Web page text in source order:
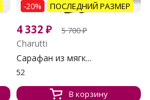
-20% ПОСЛЕДНИЙ РАЗМЕР
4 332 ₽ 5 700₽
Charutti
Сарафан из мягк...
52
В корзину